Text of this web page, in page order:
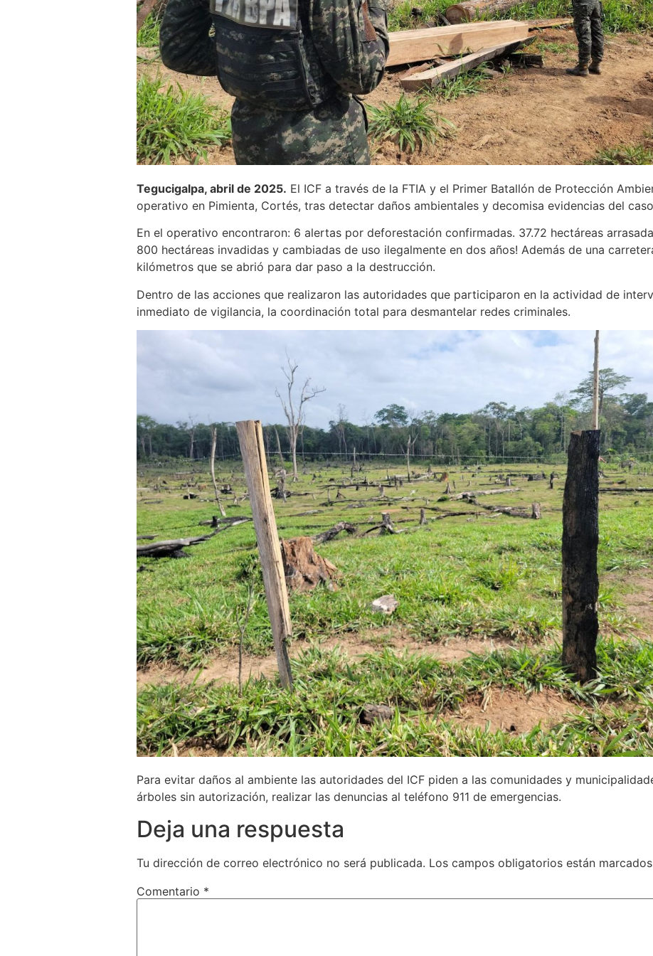
Tegucigalpa, abril de 2025. El ICF a través de la FTIA y el Primer Batallón de Protección
operativo en Pimienta, Cortés, tras detectar daños ambientales y decomisa evidencias del
En el operativo encontraron: 6 alertas por deforestación confirmadas. 37.72 hectáreas
800 hectáreas invadidas y cambiadas de uso ilegalmente en dos años! Además de una
kilómetros que se abrió para dar paso a la destrucción.
Dentro de las acciones que realizaron las autoridades que participaron en la actividad de
inmediato de vigilancia, la coordinación total para desmantelar redes criminales.
Para evitar daños al ambiente las autoridades del ICF piden a las comunidades y
árboles sin autorización, realizar las denuncias al teléfono 911 de emergencias.
Deja una respuesta
Tu dirección de correo electrónico no será publicada. Los campos obligatorios están
Comentario *